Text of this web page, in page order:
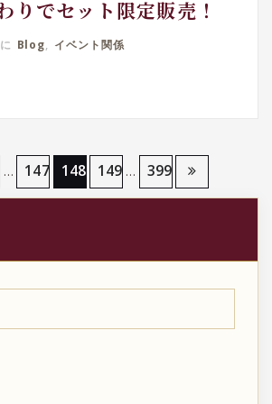
りでセット限定販売！
に Blog, イベント関係
… 147 148 149 … 399